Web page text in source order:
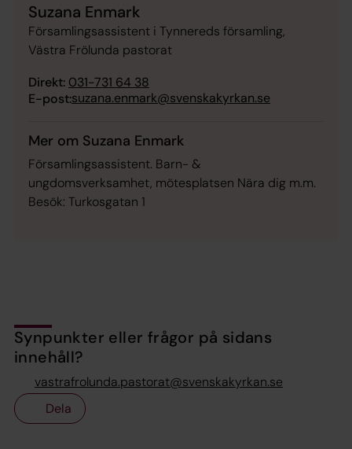
Suzana Enmark
Församlingsassistent i Tynnereds församling,
Västra Frölunda pastorat
Direkt: 031-731 64 38
E-post:suzana.enmark@svenskakyrkan.se
Mer om Suzana Enmark
Församlingsassistent. Barn- &
ungdomsverksamhet, mötesplatsen Nära dig m.m.
Besök: Turkosgatan 1
Synpunkter eller frågor på sidans
innehåll?
vastrafrolunda.pastorat@svenskakyrkan.se
Dela